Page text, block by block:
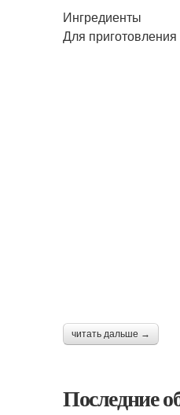
Ингредиенты
Для
читать дальше →
Последние